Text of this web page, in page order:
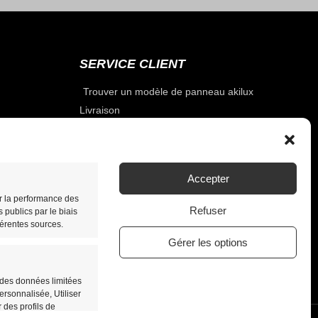
la performance des
publics par le biais
sources.
données limitées
Utiliser
des profils de
Accepter
Refuser
Gérer les options
SERVICE CLIENT
Trouver un modèle de panneau akilux
Livraison
Contactez-nous !